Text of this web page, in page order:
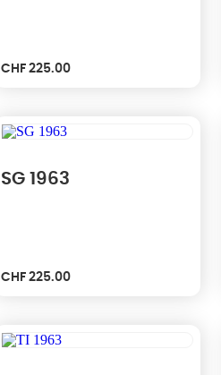
CHF 225.00
SG 1963
CHF 225.00